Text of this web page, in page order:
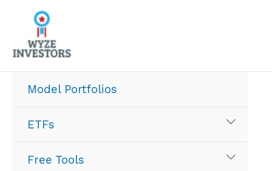
content
Model Portfolios
ETFs
Free Tools